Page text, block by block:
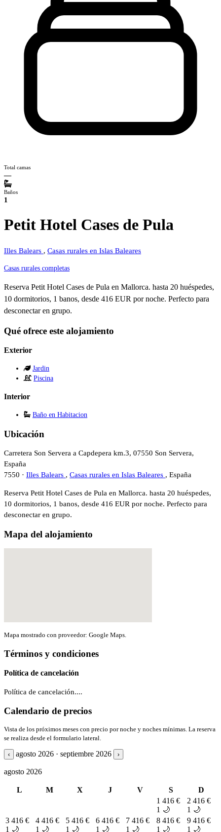
Total camas
—
Baños
1
Petit Hotel Cases de Pula
Illes Balears , Casas rurales en Islas Baleares
Casas rurales completas
Reserva Petit Hotel Cases de Pula en Mallorca. hasta 20 huéspedes,
10 dormitorios, 1 banos, desde 416 EUR por noche. Perfecto para
desconectar en grupo.
Qué ofrece este alojamiento
Exterior
Jardin
Piscina
Interior
Baño en Habitacion
Ubicación
Carretera Son Servera a Capdepera km.3, 07550 Son Servera,
España
7550 · Illes Balears , Casas rurales en Islas Baleares , España
Reserva Petit Hotel Cases de Pula en Mallorca. hasta 20 huéspedes,
10 dormitorios, 1 banos, desde 416 EUR por noche. Perfecto para
desconectar en grupo.
Mapa del alojamiento
Mapa mostrado con proveedor: Google Maps.
Términos y condiciones
Política de cancelación
Política de cancelación....
Calendario de precios
Vista de los próximos meses con precio por noche y noches mínimas. La reserva
se realiza desde el formulario lateral.
‹ agosto 2026 · septiembre 2026 ›
agosto 2026
L M X J V S
D
1 416 €
1 🌙
2 416 €
1 🌙
3 416 €
1 🌙
4 416 €
1 🌙
5 416 €
1 🌙
6 416 €
1 🌙
7 416 €
1 🌙
8 416 €
1 🌙
9 416 €
1 🌙